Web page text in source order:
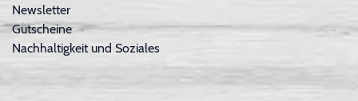
Newsletter
Gutscheine
Nachhaltigkeit und Soziales